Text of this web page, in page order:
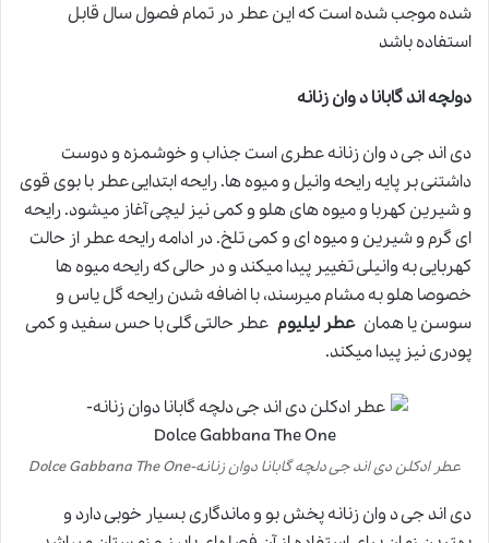
شده موجب شده است که این عطر در تمام فصول سال قابل
استفاده باشد
دولچه اند گابانا د وان زنانه
دی اند جی د وان زنانه عطری است جذاب و خوشمزه و دوست
داشتنی بر پایه رایحه وانیل و میوه ها. رایحه ابتدایی عطر با بوی قوی
و شیرین کهربا و میوه های هلو و کمی نیز لیچی آغاز میشود. رایحه
ای گرم و شیرین و میوه ای و کمی تلخ. در ادامه رایحه عطر از حالت
کهربایی به وانیلی تغییر پیدا میکند و در حالی که رایحه میوه ها
خصوصا هلو به مشام میرسند، با اضافه شدن رایحه گل یاس و
سوسن یا همانعطر لیلیوم عطر حالتی گلی با حس سفید و کمی
پودری نیز پیدا میکند.
عطر ادکلن دی اند جی دلچه گابانا دوان زنانه-Dolce Gabbana The One
دی اند جی د وان زنانه پخش بو و ماندگاری بسیار خوبی دارد و